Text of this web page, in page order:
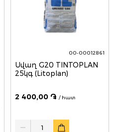
00-00012861
Սվաղ G20 TINTOPLAN
25կգ (Litoplan)
2 400,00 ֏ / հատ
Quantity